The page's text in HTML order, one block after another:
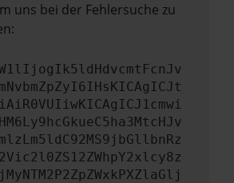
uns bei der Fehlersuche zu